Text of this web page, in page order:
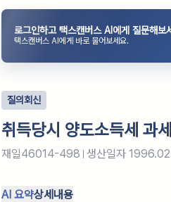
로그인하고 택스캔버스 AI에게 질문해보
택스캔버스 AI에게 바로 물어보세요.
질의회신
취득당시 양도소득세 과
재일46014-498 생산일자
AI 요약상세내용